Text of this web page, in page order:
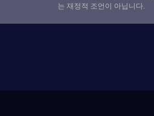
는 재정적 조언이 아닙니다.